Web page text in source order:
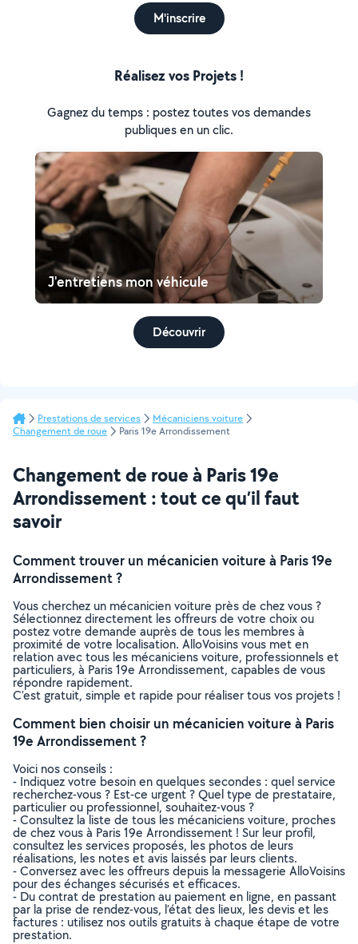
M'inscrire
Réalisez vos Projets !
Gagnez du temps : postez toutes vos demandes
publiques en un clic.
J'entretiens mon véhicule
Découvrir
Prestations de services
Mécaniciens voiture
Changement de roue
Paris 19e Arrondissement
Changement de roue à Paris 19e
Arrondissement : tout ce qu’il faut
savoir
Comment trouver un mécanicien voiture à Paris 19e
Arrondissement ?
Vous cherchez un mécanicien voiture près de chez vous ?
Sélectionnez directement les offreurs de votre choix ou
postez votre demande auprès de tous les membres à
proximité de votre localisation. AlloVoisins vous met en
relation avec tous les mécaniciens voiture, professionnels et
particuliers, à Paris 19e Arrondissement, capables de vous
répondre rapidement.
C’est gratuit, simple et rapide pour réaliser tous vos projets !
Comment bien choisir un mécanicien voiture à Paris
19e Arrondissement ?
Voici nos conseils :
- Indiquez votre besoin en quelques secondes : quel service
recherchez-vous ? Est-ce urgent ? Quel type de prestataire,
particulier ou professionnel, souhaitez-vous ?
- Consultez la liste de tous les mécaniciens voiture, proches
de chez vous à Paris 19e Arrondissement ! Sur leur profil,
consultez les services proposés, les photos de leurs
réalisations, les notes et avis laissés par leurs clients.
- Conversez avec les offreurs depuis la messagerie AlloVoisins
pour des échanges sécurisés et efficaces.
- Du contrat de prestation au paiement en ligne, en passant
par la prise de rendez-vous, l’état des lieux, les devis et les
factures : utilisez nos outils gratuits à chaque étape de votre
prestation.